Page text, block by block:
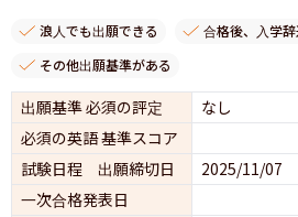
浪人でも出願できる
合格後、入学
その他出願基準がある
出願基準 必須の評定
なし
必須の英語 基準スコア
試験日程 出願締切日
2025/11/07
一次合格発表日